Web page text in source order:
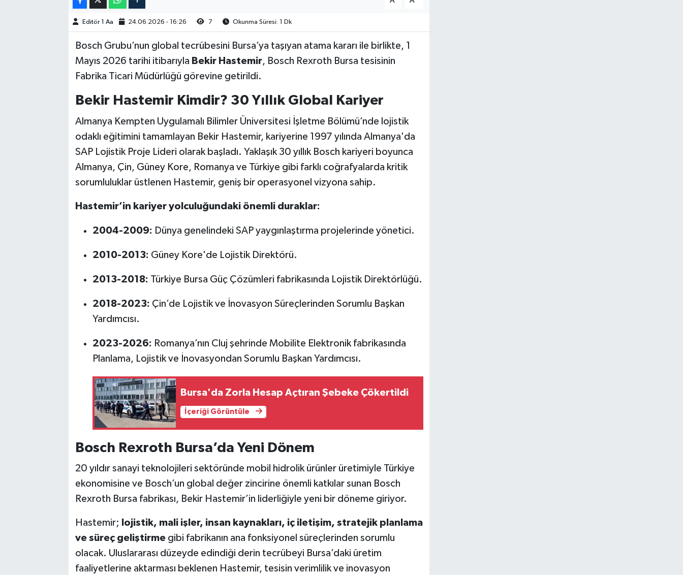
Editör 1 Aa 24.06.2026 - 16:26 7 Okunma Süresi: 1 Dk
Bosch Grubu’nun global tecrübesini Bursa’ya taşıyan atama kararı ile birlikte, 1
Mayıs 2026 tarihi itibarıyla Bekir Hastemir, Bosch Rexroth Bursa tesisinin
Fabrika Ticari Müdürlüğü görevine getirildi.
Bekir Hastemir Kimdir? 30 Yıllık Global Kariyer
Almanya Kempten Uygulamalı Bilimler Üniversitesi İşletme Bölümü’nde lojistik
odaklı eğitimini tamamlayan Bekir Hastemir, kariyerine 1997 yılında Almanya'da
SAP Lojistik Proje Lideri olarak başladı. Yaklaşık 30 yıllık Bosch kariyeri boyunca
Almanya, Çin, Güney Kore, Romanya ve Türkiye gibi farklı coğrafyalarda kritik
sorumluluklar üstlenen Hastemir, geniş bir operasyonel vizyona sahip.
Hastemir’in kariyer yolculuğundaki önemli duraklar:
2004-2009: Dünya genelindeki SAP yaygınlaştırma projelerinde yönetici.
2010-2013: Güney Kore'de Lojistik Direktörü.
2013-2018: Türkiye Bursa Güç Çözümleri fabrikasında Lojistik Direktörlüğü.
2018-2023: Çin’de Lojistik ve İnovasyon Süreçlerinden Sorumlu Başkan
Yardımcısı.
2023-2026: Romanya’nın Cluj şehrinde Mobilite Elektronik fabrikasında
Planlama, Lojistik ve İnovasyondan Sorumlu Başkan Yardımcısı.
Bursa'da Zorla Hesap Açtıran Şebeke Çökertildi
İçeriği Görüntüle
Bosch Rexroth Bursa’da Yeni Dönem
20 yıldır sanayi teknolojileri sektöründe mobil hidrolik ürünler üretimiyle Türkiye
ekonomisine ve Bosch’un global değer zincirine önemli katkılar sunan Bosch
Rexroth Bursa fabrikası, Bekir Hastemir’in liderliğiyle yeni bir döneme giriyor.
Hastemir; lojistik, mali işler, insan kaynakları, iç iletişim, stratejik planlama
ve süreç geliştirmegibi fabrikanın ana fonksiyonel süreçlerinden sorumlu
olacak. Uluslararası düzeyde edindiği derin tecrübeyi Bursa’daki üretim
faaliyetlerine aktarması beklenen Hastemir, tesisin verimlilik ve inovasyon